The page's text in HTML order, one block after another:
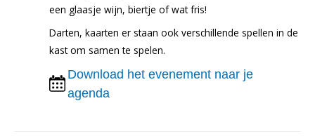
een glaasje wijn, biertje of wat fris!
Darten, kaarten er staan ook verschillende spellen in de
kast om samen te spelen.
Download het evenement naar je
agenda